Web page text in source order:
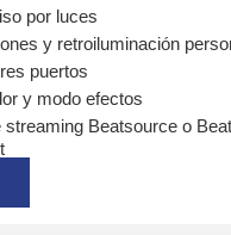
por luces
y retroiluminación
puertos
y modo efectos
streaming Beatsource o